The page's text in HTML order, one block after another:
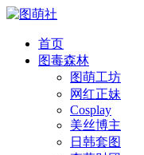
首页
图毒森林
图萌工坊
网红正妹
Cosplay
美丝博主
日韩套图